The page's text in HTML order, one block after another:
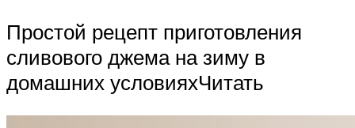
Простой рецепт приготовления
сливового джема на зиму в
домашних условияхЧитать